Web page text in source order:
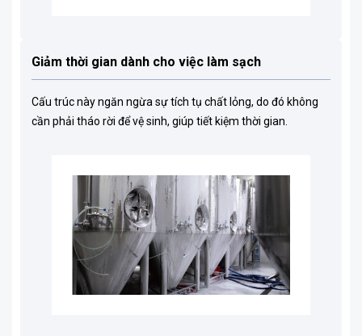
Giảm thời gian dành cho việc làm sạch
Cấu trúc này ngăn ngừa sự tích tụ chất lỏng, do đó không
cần phải tháo rời để vệ sinh, giúp tiết kiệm thời gian.